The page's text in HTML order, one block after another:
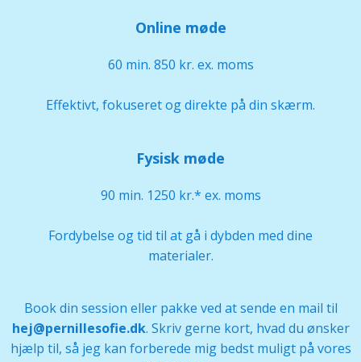
Online møde
60 min. 850 kr. ex. moms
Effektivt, fokuseret og direkte på din skærm.
Fysisk møde
90 min. 1250 kr.* ex. moms
Fordybelse og tid til at gå i dybden med dine
materialer.
Book din session eller pakke ved at sende en mail til
hej@pernillesofie.dk. Skriv gerne kort, hvad du ønsker
hjælp til, så jeg kan forberede mig bedst muligt på vores